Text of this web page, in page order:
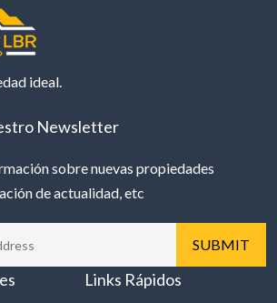
ideal.
Newsletter
sobre nuevas propiedades
de actualidad, etc
Links Rápidos